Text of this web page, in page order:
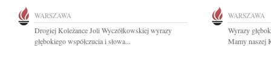
WARSZAWA
Drogiej Koleżance Joli Wyczółkowskiej wyrazy
głębokiego współczucia i słowa...
WARSZAWA
Wyrazy
Mamy naszej